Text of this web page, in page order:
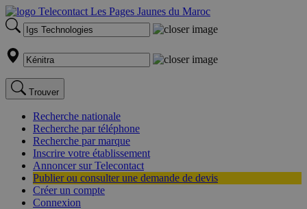
Trouver
Recherche nationale
Recherche par téléphone
Recherche par marque
Inscrire votre établissement
Annoncer sur Telecontact
Publier ou consulter une demande de devis
Créer un compte
Connexion